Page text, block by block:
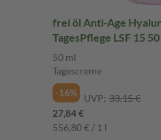
frei öl Anti-Age
TagesPflege LSF 15
50 ml
Tagescreme
-16%
UVP: 33,15 €
27,84 €
556,80 € / 1 l